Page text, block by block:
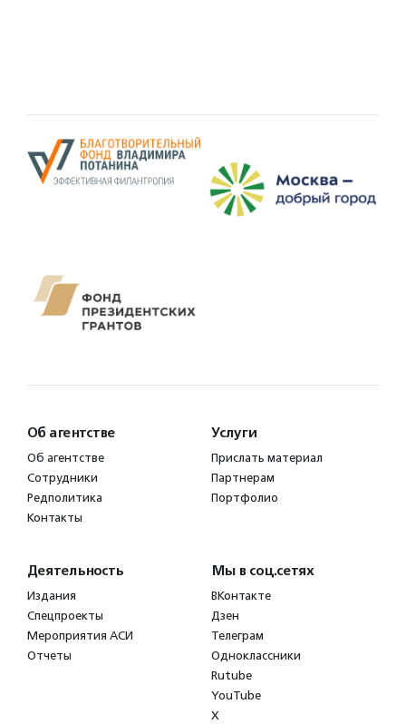
Об агентстве
Об агентстве
Сотрудники
Редполитика
Контакты
Услуги
Прислать материал
Партнерам
Портфолио
Деятельность
Издания
Спецпроекты
Мероприятия АСИ
Отчеты
Мы в соц.сетях
ВКонтакте
Дзен
Телеграм
Одноклассники
Rutube
YouTube
X